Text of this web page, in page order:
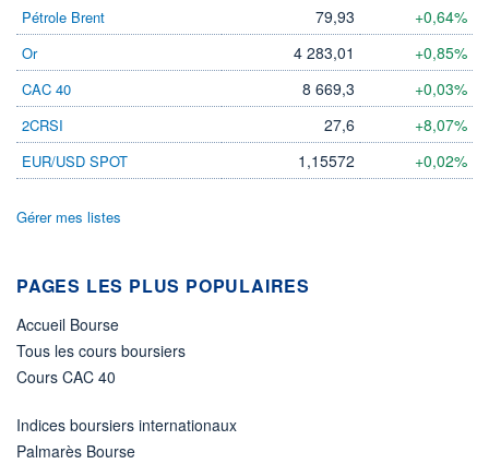
CATÉGORIE MORNINGSTAR
Alt - Systematic Futures
PEA PEA-PME BOURSOVIE LUX
BOURSOVIE
CTO BUSINESS
Non éligible Boursobank
ACTIF NET (EUR)
NOTATION MORNINGSTAR ⁽¹⁾
RISQUE DU FONDS (SRI)
3/7
Pétrole Brent
79,93 +0,64%
Or 4 283,01 +0,85%
CAC 40 8 669,3 +0,03%
2CRSI 27,6 +8,07%
EUR/USD SPOT 1,15572 +0,02%
Gérer mes listes
PAGES LES PLUS POPULAIRES
Accueil Bourse
Tous les cours boursiers
Cours CAC 40
Indices boursiers internationaux
Palmarès Bourse